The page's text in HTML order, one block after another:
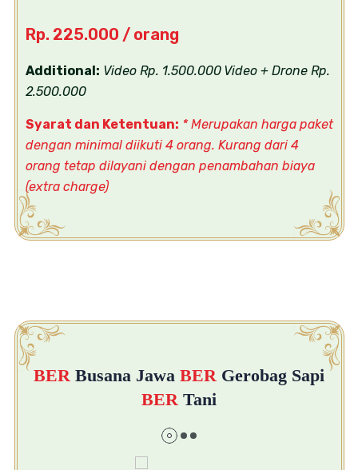
Rp. 225.000 / orang
Additional: Video Rp. 1.500.000Video + Drone Rp.
2.500.000
Syarat dan Ketentuan: * Merupakan harga paket
dengan minimal diikuti 4 orang. Kurang dari 4
orang tetap dilayani dengan penambahan biaya
(extra charge)
BER Busana Jawa BER Gerobag Sapi
BER Tani